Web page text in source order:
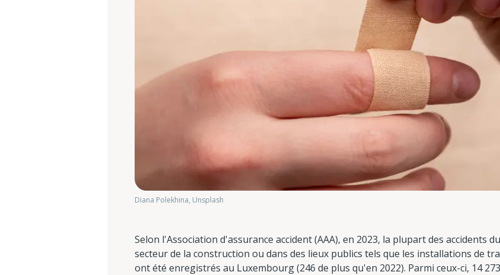
Diana Polekhina, Unsplash
Selon l'Association d'assurance accident (AAA), en 2023, la plupart des accidents
secteur de la construction ou dans des lieux publics tels que les installations de
ont été enregistrés au Luxembourg (246 de plus qu'en 2022). Parmi ceux-ci, 14